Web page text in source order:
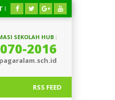
Remittance
SEKOLAH HUB :
2016
RSS FEED